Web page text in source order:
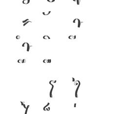
ะ
า
ำ
โ
ใ